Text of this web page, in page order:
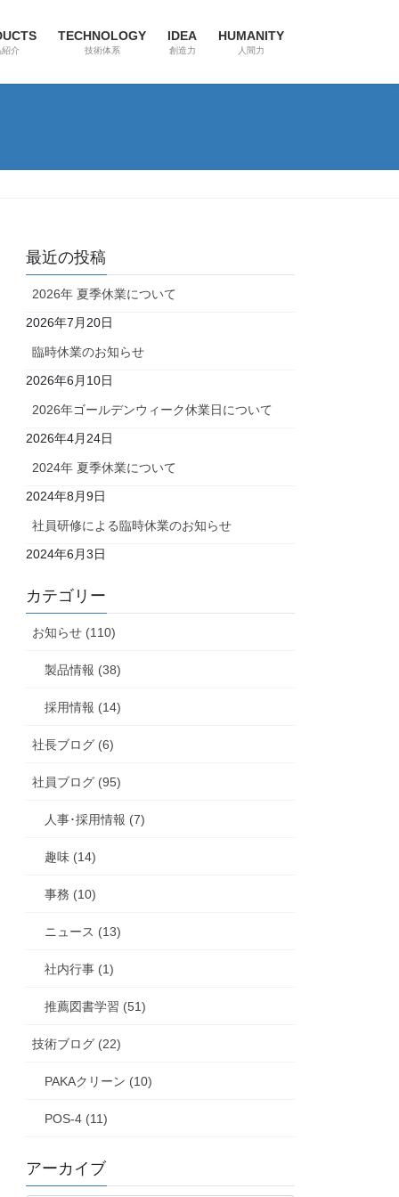
介
TECHNOLOGY
技術体系
IDEA
創造力
HUMANITY
人間力
最近の投稿
2026年 夏季休業について
2026年7月20日
臨時休業のお知らせ
2026年6月10日
2026年ゴールデンウィーク休業日について
2026年4月24日
2024年 夏季休業について
2024年8月9日
社員研修による臨時休業のお知らせ
2024年6月3日
カテゴリー
お知らせ (110)
製品情報 (38)
採用情報 (14)
社長ブログ (6)
社員ブログ (95)
人事･採用情報 (7)
趣味 (14)
事務 (10)
ニュース (13)
社内行事 (1)
推薦図書学習 (51)
技術ブログ (22)
PAKAクリーン (10)
POS-4 (11)
アーカイブ